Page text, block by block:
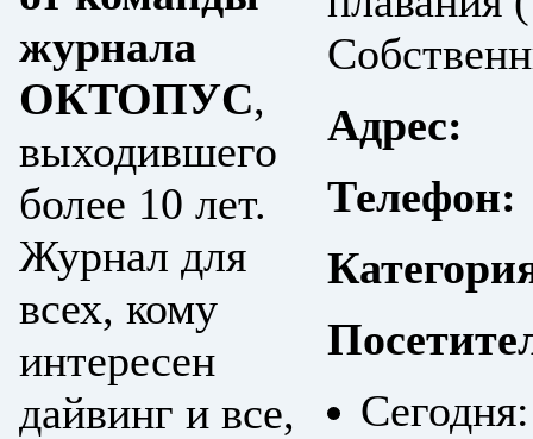
журнала
ОКТОПУС,
выходившего
более 10 лет.
Журнал для
всех, кому
интересен
дайвинг и все,
Адрес:
Телефон: